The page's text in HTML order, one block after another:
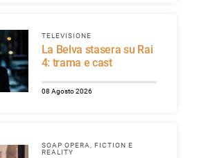
TELEVISIONE
La Belva stasera su Rai
4: trama e cast
08 Agosto 2026
SOAP OPERA, FICTION E
REALITY